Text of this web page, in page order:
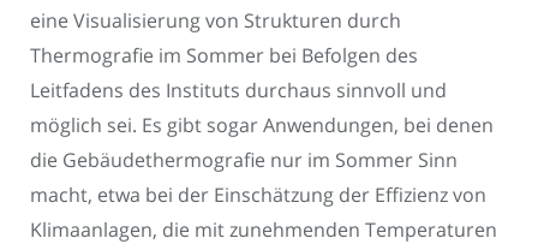
eine Visualisierung von Strukturen durch
Thermografie im Sommer bei Befolgen des
Leitfadens des Instituts durchaus sinnvoll und
möglich sei. Es gibt sogar Anwendungen, bei denen
die Gebäudethermografie nur im Sommer Sinn
macht, etwa bei der Einschätzung der Effizienz von
Klimaanlagen, die mit zunehmenden Temperaturen